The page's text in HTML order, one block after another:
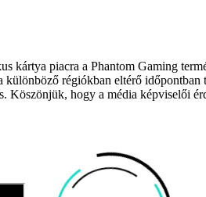
kártya piacra a Phantom Gaming
régiókban eltérő
Köszönjük, hogy a média képviselői